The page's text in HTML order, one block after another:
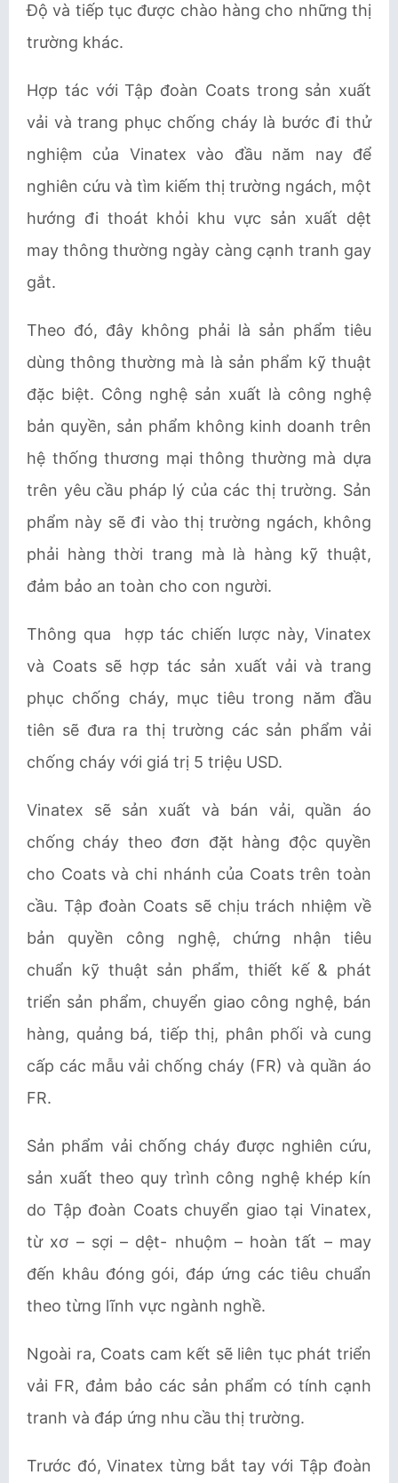
Độ và tiếp tục được chào hàng cho những thị
trường khác.
Hợp tác với Tập đoàn Coats trong sản xuất
vải và trang phục chống cháy là bước đi thử
nghiệm của Vinatex vào đầu năm nay để
nghiên cứu và tìm kiếm thị trường ngách, một
hướng đi thoát khỏi khu vực sản xuất dệt
may thông thường ngày càng cạnh tranh gay
gắt.
Theo đó, đây không phải là sản phẩm tiêu
dùng thông thường mà là sản phẩm kỹ thuật
đặc biệt. Công nghệ sản xuất là công nghệ
bản quyền, sản phẩm không kinh doanh trên
hệ thống thương mại thông thường mà dựa
trên yêu cầu pháp lý của các thị trường. Sản
phẩm này sẽ đi vào thị trường ngách, không
phải hàng thời trang mà là hàng kỹ thuật,
đảm bảo an toàn cho con người.
Thông qua hợp tác chiến lược này, Vinatex
và Coats sẽ hợp tác sản xuất vải và trang
phục chống cháy, mục tiêu trong năm đầu
tiên sẽ đưa ra thị trường các sản phẩm vải
chống cháy với giá trị 5 triệu USD.
Vinatex sẽ sản xuất và bán vải, quần áo
chống cháy theo đơn đặt hàng độc quyền
cho Coats và chi nhánh của Coats trên toàn
cầu. Tập đoàn Coats sẽ chịu trách nhiệm về
bản quyền công nghệ, chứng nhận tiêu
chuẩn kỹ thuật sản phẩm, thiết kế & phát
triển sản phẩm, chuyển giao công nghệ, bán
hàng, quảng bá, tiếp thị, phân phối và cung
cấp các mẫu vải chống cháy (FR) và quần áo
FR.
Sản phẩm vải chống cháy được nghiên cứu,
sản xuất theo quy trình công nghệ khép kín
do Tập đoàn Coats chuyển giao tại Vinatex,
từ xơ – sợi – dệt- nhuộm – hoàn tất – may
đến khâu đóng gói, đáp ứng các tiêu chuẩn
theo từng lĩnh vực ngành nghề.
Ngoài ra, Coats cam kết sẽ liên tục phát triển
vải FR, đảm bảo các sản phẩm có tính cạnh
tranh và đáp ứng nhu cầu thị trường.
Trước đó, Vinatex từng bắt tay với Tập đoàn